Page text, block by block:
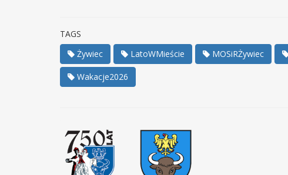
TAGS
Żywiec
LatoWMieście MOSiRŻywiec
Wakacje2026